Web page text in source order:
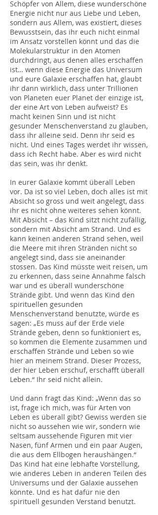
Schöpfer von Allem, diese wunderschöne
Energie nicht nur aus Liebe und Leben,
sondern aus Allem, was existiert, dieses
Bewusstsein, das ihr euch nicht einmal
im Ansatz vorstellen könnt und das die
Molekularstruktur in den Atomen
durchdringt, aus denen alles erschaffen
ist… wenn diese Energie das Universum
und eure Galaxie erschaffen hat, glaubt
ihr dann wirklich, dass unter Trillionen
von Planeten euer Planet der einzige ist,
der eine Art von Leben aufweist? Es
macht keinen Sinn und ist nicht
gesunder Menschenverstand zu glauben,
dass ihr alleine seid. Denn ihr seid es
nicht. Und eines Tages werdet ihr wissen,
dass ich Recht habe. Aber es wird nicht
das sein, was ihr denkt.
In eurer Galaxie kommt überall Leben
vor. Da ist so viel Leben, doch alles ist mit
Absicht so gross und weit angelegt, dass
ihr es nicht ohne weiteres sehen könnt.
Mit Absicht – das Kind sitzt nicht zufällig,
sondern mit Absicht am Strand. Und es
kann keinen anderen Strand sehen, weil
die Meere mit ihren Stränden nicht so
angelegt sind, dass sie aneinander
stossen. Das Kind müsste weit reisen, um
zu erkennen, dass seine Annahme falsch
war und es überall wunderschöne
Strände gibt. Und wenn das Kind den
spirituellen gesunden
Menschenverstand benutzte, würde es
sagen: „Es muss auf der Erde viele
Strände geben, denn so funktioniert es,
so kommen die Elemente zusammen und
erschaffen Strände und Leben so wie
hier an meinem Strand. Dieser Prozess,
der hier Leben erschuf, erschafft überall
Leben.“ Ihr seid nicht allein.
Und dann fragt das Kind: „Wenn das so
ist, frage ich mich, was für Arten von
Leben es überall gibt? Gewiss werden sie
nicht so aussehen wie wir, sondern wie
seltsam aussehende Figuren mit vier
Nasen, fünf Armen und ein paar Augen,
die aus dem Ellbogen heraushängen.“
Das Kind hat eine lebhafte Vorstellung,
wie anderes Leben in anderen Teilen des
Universums und der Galaxie aussehen
könnte. Und es hat dafür nie den
spirituell gesunden Verstand benutzt.